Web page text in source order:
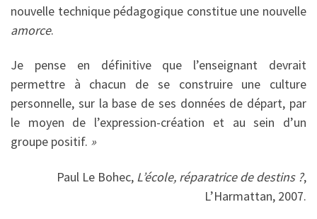
nouvelle technique pédagogique constitue une nouvelle
amorce.
Je pense en définitive que l’enseignant devrait
permettre à chacun de se construire une culture
personnelle, sur la base de ses données de départ, par
le moyen de l’expression-création et au sein d’un
groupe positif. »
Paul Le Bohec, L’école, réparatrice de destins ?,
L’Harmattan, 2007.